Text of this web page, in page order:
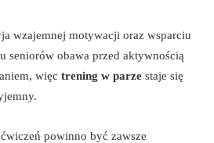
wzajemnej motywacji oraz wsparciu
seniorów obawa przed aktywnością
więc trening w parze staje się
powinno być zawsze